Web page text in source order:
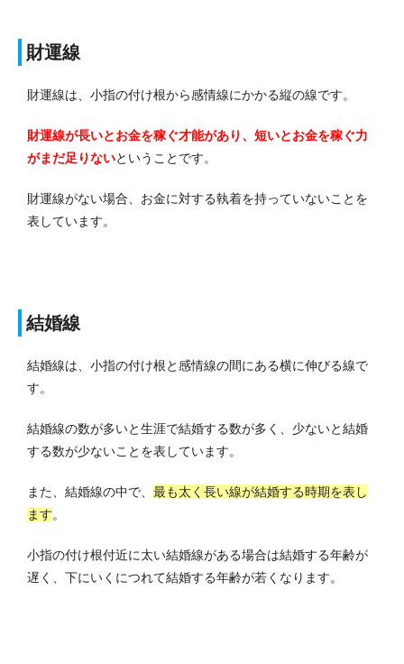
財運線
財運線は、小指の付け根から感情線にかかる縦の線です。
財運線が長いとお金を稼ぐ才能があり、短いとお金を稼ぐ力
がまだ足りないということです。
財運線がない場合、お金に対する執着を持っていないことを
表しています。
結婚線
結婚線は、小指の付け根と感情線の間にある横に伸びる線で
す。
結婚線の数が多いと生涯で結婚する数が多く、少ないと結婚
する数が少ないことを表しています。
また、結婚線の中で、 最も太く長い線が結婚する時期を表し
ます。
小指の付け根付近に太い結婚線がある場合は結婚する年齢が
遅く、下にいくにつれて結婚する年齢が若くなります。